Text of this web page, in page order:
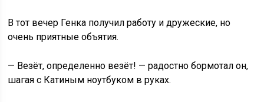
В тот вечер Генка получил работу и дружеские, но
очень приятные объятия.
— Везёт, определенно везёт! — радостно бормотал он,
шагая с Катиным ноутбуком в руках.